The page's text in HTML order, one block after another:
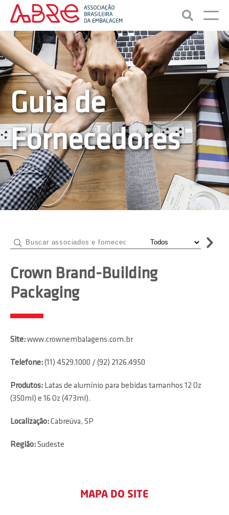
Guia de
Fornecedores
Crown Brand-Building
Packaging
Site:www.crownembalagens.com.br
Telefone:(11) 4529.1000 / (92) 2126.4950
Produtos: Latas de alumínio para bebidas tamanhos 12 Oz
(350ml) e 16 Oz (473ml).
Localização:Cabreúva, SP
Região:Sudeste
MAPA DO SITE